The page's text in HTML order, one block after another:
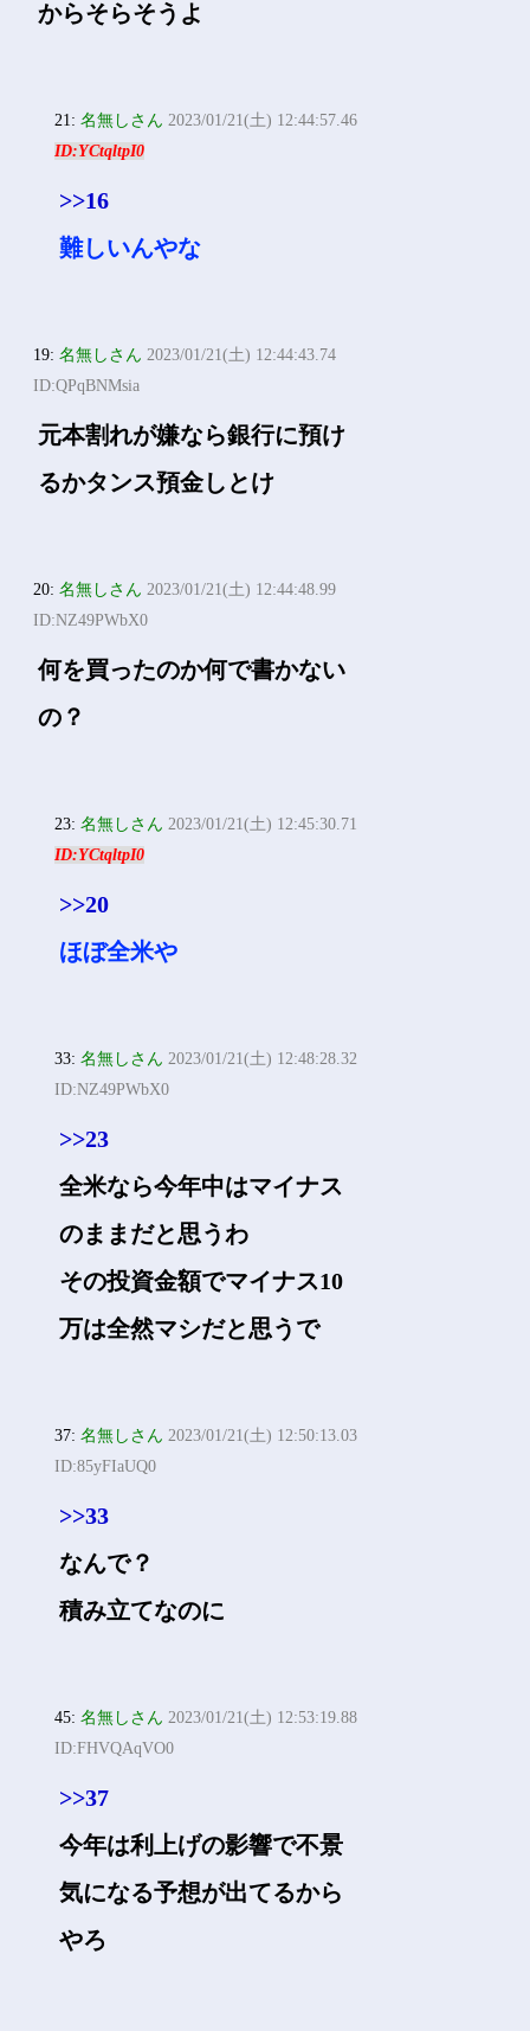
からそらそうよ
21:名無しさん 2023/01/21(土) 12:44:57.46
ID:YCtqltpI0
>>16
難しいんやな
19:名無しさん 2023/01/21(土) 12:44:43.74
ID:QPqBNMsia
元本割れが嫌なら銀行に預け
るかタンス預金しとけ
20:名無しさん 2023/01/21(土) 12:44:48.99
ID:NZ49PWbX0
何を買ったのか何で書かない
の？
23:名無しさん 2023/01/21(土) 12:45:30.71
ID:YCtqltpI0
>>20
ほぼ全米や
33:名無しさん 2023/01/21(土) 12:48:28.32
ID:NZ49PWbX0
>>23
全米なら今年中はマイナス
のままだと思うわ
その投資金額でマイナス10
万は全然マシだと思うで
37:名無しさん 2023/01/21(土) 12:50:13.03
ID:85yFIaUQ0
>>33
なんで？
積み立てなのに
45:名無しさん 2023/01/21(土) 12:53:19.88
ID:FHVQAqVO0
>>37
今年は利上げの影響で不景
気になる予想が出てるから
やろ